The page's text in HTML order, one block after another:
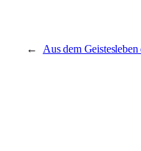
← Aus dem